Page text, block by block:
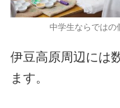
中学生ならではの
伊豆高原周辺には
ます。